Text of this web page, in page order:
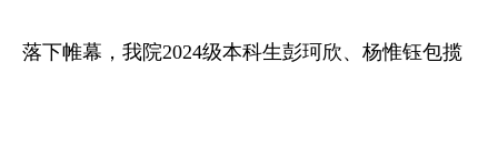
落下帷幕，我院2024级本科生彭珂欣、杨惟钰包揽